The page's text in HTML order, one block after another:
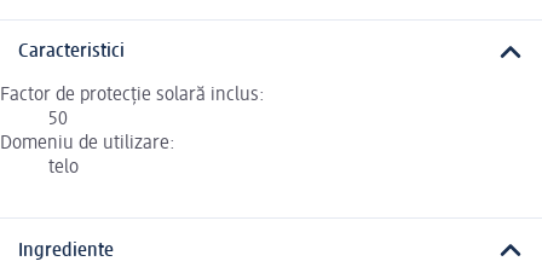
Caracteristici
Factor de protecție solară inclus:
50
Domeniu de utilizare:
telo
Ingrediente